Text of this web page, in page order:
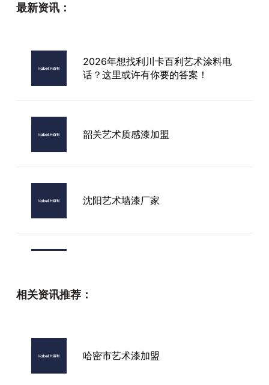
最新资讯：
2026年想找利川卡百利艺术涂料电
话？这里或许有你要的答案！
韶关艺术质感漆加盟
沈阳艺术墙漆厂家
相关资讯推荐：
哈密市艺术漆加盟